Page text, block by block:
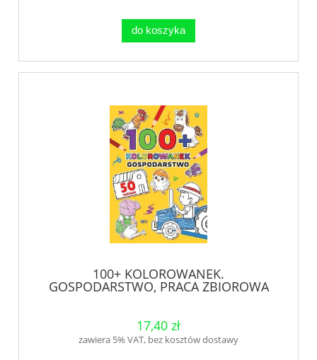
do koszyka
100+ KOLOROWANEK.
GOSPODARSTWO, PRACA ZBIOROWA
17,40 zł
zawiera 5% VAT, bez kosztów dostawy